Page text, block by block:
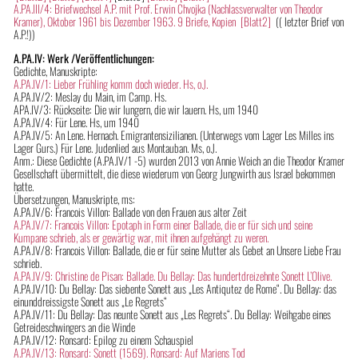
A.PA.III/4: Briefwechsel A.P. mit Prof. Erwin Chvojka (Nachlassverwalter von Theodor
Kramer), Oktober 1961 bis Dezember 1963. 9 Briefe, Kopien [Blatt2] (( letzter Brief von
A.P.!))
A.PA.IV: Werk /Veröffentlichungen:
Gedichte, Manuskripte:
A.PA.IV/1: Lieber Frühling komm doch wieder. Hs, o.J.
A.PA.IV/2: Meslay du Main, im Camp. Hs.
APA.IV/3: Rückseite: Die wir lungern, die wir lauern. Hs, um 1940
A.PA.IV/4: Für Lene. Hs, um 1940
A.PA.IV/5: An Lene. Hernach. Emigrantensizilianen. (Unterwegs vom Lager Les Milles ins
Lager Gurs.) Für Lene. Judenlied aus Montauban. Ms, o.J.
Anm.: Diese Gedichte (A.PA.IV/1 -5) wurden 2013 von Annie Weich an die Theodor Kramer
Gesellschaft übermittelt, die diese wiederum von Georg Jungwirth aus Israel bekommen
hatte.
Übersetzungen, Manuskripte, ms:
A.PA.IV/6: Francois Villon: Ballade von den Frauen aus alter Zeit
A.PA.IV/7: Francois Villon: Epotaph in Form einer Ballade, die er für sich und seine
Kumpane schrieb, als er gewärtig war, mit ihnen aufgehängt zu weren.
A.PA.IV/8: Francois Villon: Ballade, die er für seine Mutter als Gebet an Unsere Liebe Frau
schrieb.
A.PA.IV/9: Christine de Pisan: Ballade. Du Bellay: Das hundertdreizehnte Sonett L’Olive.
A.PA.IV/10: Du Bellay: Das siebente Sonett aus „Les Antiqutez de Rome“. Du Bellay: das
einunddreissigste Sonett aus „Le Regrets“
A.PA.IV/11: Du Bellay: Das neunte Sonett aus „Les Regrets“. Du Bellay: Weihgabe eines
Getreideschwingers an die Winde
A.PA.IV/12: Ronsard: Epilog zu einem Schauspiel
A.PA.IV/13: Ronsard: Sonett (1569). Ronsard: Auf Mariens Tod